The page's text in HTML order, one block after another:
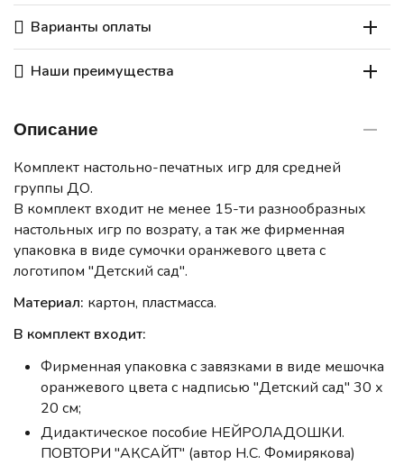
Варианты оплаты
Наши преимущества
Описание
Комплект настольно-печатных игр для средней
группы ДО.
В комплект входит не менее 15-ти разнообразных
настольных игр по возрату, а так же фирменная
упаковка в виде сумочки оранжевого цвета с
логотипом "Детский сад".
Материал: картон, пластмасса.
В комплект входит:
Фирменная упаковка с завязками в виде мешочка
оранжевого цвета с надписью "Детский сад" 30 х
20 см;
Дидактическое пособие НЕЙРОЛАДОШКИ.
ПОВТОРИ "АКСАЙТ" (автор Н.С. Фомирякова)